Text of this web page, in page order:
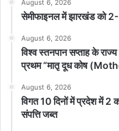
इरादा एक ऐतिहासिक पहला
को अनलॉक करने के देश के
समर्थन करने की प्रतिबद्धता को
सैफ अध्यक्ष यासिर अल
का दूसरा चरण है जिस पर देश
August 6, 2026
सेमीफाइनल में झारखंड को
August 6, 2026
विश्व स्तनपान सप्ताह के
प्रथम “मातृ दूध कोष
August 6, 2026
विगत 10 दिनों में प्रदेश में
संपत्ति जब्त